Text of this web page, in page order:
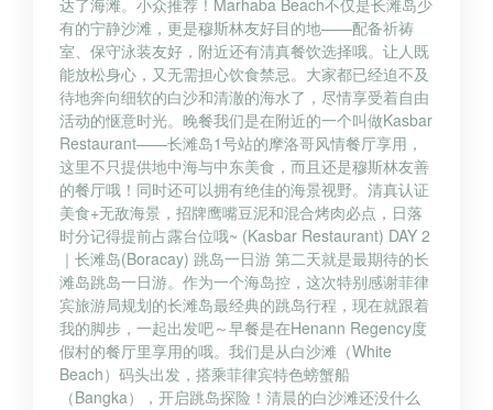
有的宁静沙滩，更是穆斯林友好目的地——配备祈祷
室、保守泳装友好，附近还有清真餐饮选择哦。让人既
能放松身心，又无需担心饮食禁忌。大家都已经迫不及
待地奔向细软的白沙和清澈的海水了，尽情享受着自由
活动的惬意时光。晚餐我们是在附近的一个叫做Kasbar
Restaurant——长滩岛1号站的摩洛哥风情餐厅享用，
这里不只提供地中海与中东美食，而且还是穆斯林友善
的餐厅哦！同时还可以拥有绝佳的海景视野。清真认证
美食+无敌海景，招牌鹰嘴豆泥和混合烤肉必点，日落
时分记得提前占露台位哦~ (Kasbar Restaurant) DAY 2
｜长滩岛(Boracay) 跳岛一日游 第二天就是最期待的长
滩岛跳岛一日游。作为一个海岛控，这次特别感谢菲律
宾旅游局规划的长滩岛最经典的跳岛行程，现在就跟着
我的脚步，一起出发吧～早餐是在Henann Regency度
假村的餐厅里享用的哦。我们是从白沙滩（White
Beach）码头出发，搭乘菲律宾特色螃蟹船
（Bangka），开启跳岛探险！清晨的白沙滩还没什么